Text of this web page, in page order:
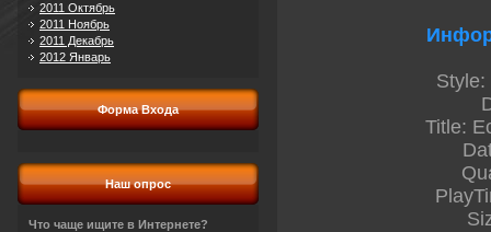
2011 Октябрь
2011 Ноябрь
2011 Декабрь
2012 Январь
Форма Входа
Наш опрос
Что чаще ищите в Интернете?
Style:
Title: